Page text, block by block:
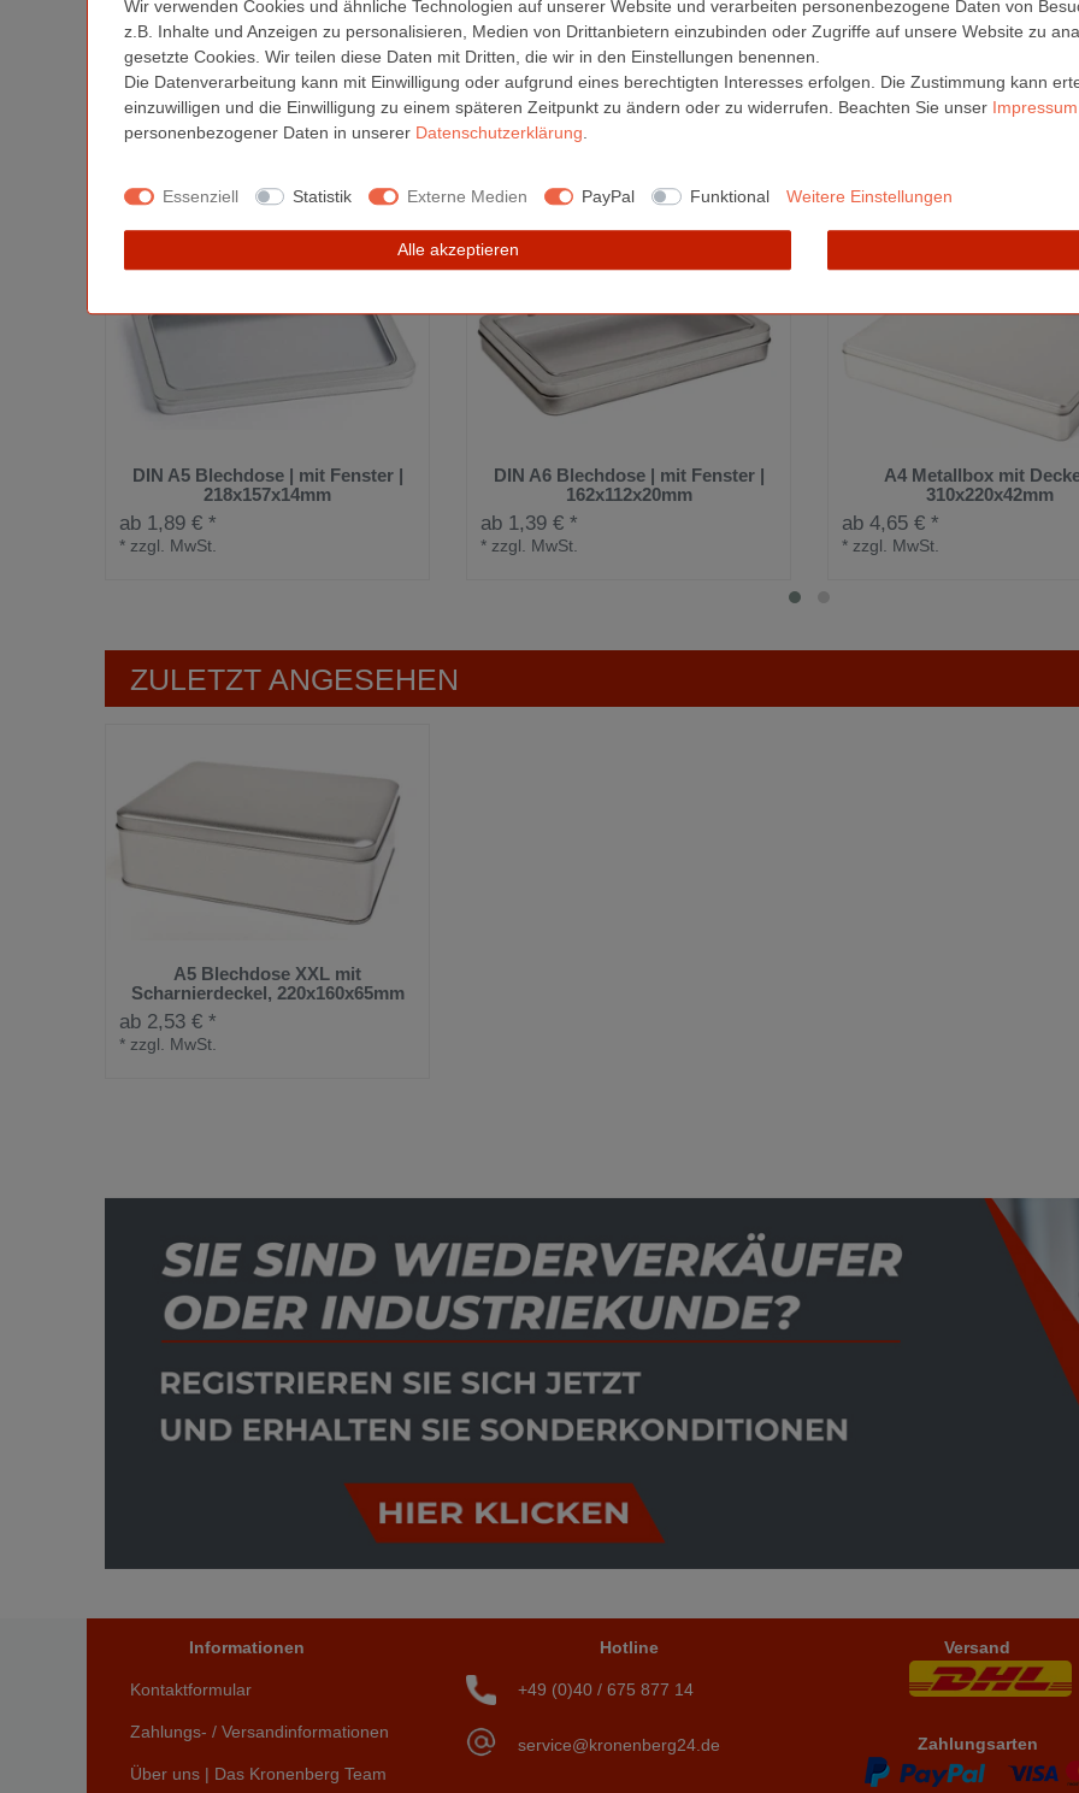
Sind Sie Gewerbetreibender?Lassen Sie sich die Preise direkt online ohne MwSt. anzeigen. Bitte registrieren Sie sich
Für öffentliche Einrichtungen, Schulen oder ähnliche Institutionenbieten wir auch den Kauf auf Rechnung an.
DIN A5 Blechdose | mit Fenster |
218x157x14mm
ab 1,89 € *
*zzgl. MwSt.
DIN A6 Blechdose | mit Fenster |
162x112x20mm
ab 1,39 € *
*zzgl. MwSt.
A4 Metallbox mit
310x220x42mm
ab 4,65 € *
*zzgl. MwSt.
ZULETZT ANGESEHEN
A5 Blechdose XXL mit
Scharnierdeckel, 220x160x65mm
ab 2,53 € *
* zzgl. MwSt.
Informationen
Kontaktformular
Zahlungs- / Versandinformationen
Über uns | Das Kronenberg Team
Hotline
+49 (0)40 / 675 877 14
service@kronenberg24.de
Versand
Zahlungsarten
Wir verwenden Cookies und ähnliche Technologien auf unserer Website und verarbeiten personenbezogene Daten von
z.B. Inhalte und Anzeigen zu personalisieren, Medien von Drittanbietern einzubinden oder Zugriffe auf unsere Website zu
gesetzte Cookies. Wir teilen diese Daten mit Dritten, die wir in den Einstellungen benennen.
Die Datenverarbeitung kann mit Einwilligung oder aufgrund eines berechtigten Interesses erfolgen. Die Zustimmung kann
einzuwilligen und die Einwilligung zu einem späteren Zeitpunkt zu ändern oder zu widerrufen. Beachten Sie unser Impressum
personenbezogener Daten in unserer Daten­schutz­erklärung.
Essenziell Statistik Externe Medien PayPal Funktional Weitere Einstellungen
Alle akzeptieren